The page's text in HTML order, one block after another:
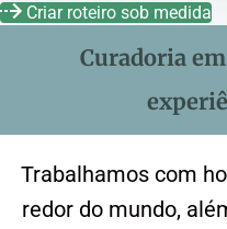
Criar roteiro sob medida
Curadoria
Trabalhamos com
redor do mundo,